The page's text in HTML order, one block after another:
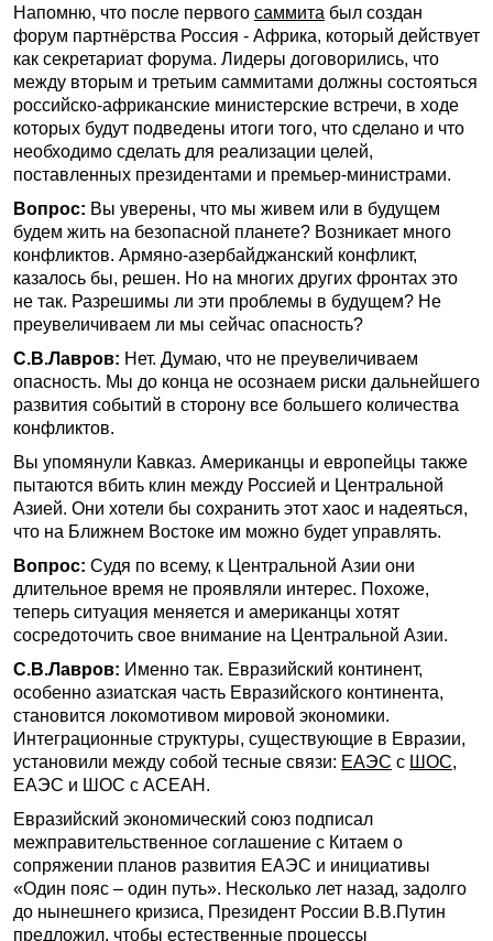
Напомню, что после первого саммита был создан
форум партнёрства Россия - Африка, который действует
как секретариат форума. Лидеры договорились, что
между вторым и третьим саммитами должны состояться
российско-африканские министерские встречи, в ходе
которых будут подведены итоги того, что сделано и что
необходимо сделать для реализации целей,
поставленных президентами и премьер-министрами.
Вопрос: Вы уверены, что мы живем или в будущем
будем жить на безопасной планете? Возникает много
конфликтов. Армяно-азербайджанский конфликт,
казалось бы, решен. Но на многих других фронтах это
не так. Разрешимы ли эти проблемы в будущем? Не
преувеличиваем ли мы сейчас опасность?
С.В.Лавров: Нет. Думаю, что не преувеличиваем
опасность. Мы до конца не осознаем риски дальнейшего
развития событий в сторону все большего количества
конфликтов.
Вы упомянули Кавказ. Американцы и европейцы также
пытаются вбить клин между Россией и Центральной
Азией. Они хотели бы сохранить этот хаос и надеяться,
что на Ближнем Востоке им можно будет управлять.
Вопрос: Судя по всему, к Центральной Азии они
длительное время не проявляли интерес. Похоже,
теперь ситуация меняется и американцы хотят
сосредоточить свое внимание на Центральной Азии.
С.В.Лавров: Именно так. Евразийский континент,
особенно азиатская часть Евразийского континента,
становится локомотивом мировой экономики.
Интеграционные структуры, существующие в Евразии,
установили между собой тесные связи: ЕАЭС с ШОС,
ЕАЭС и ШОС с АСЕАН.
Евразийский экономический союз подписал
межправительственное соглашение с Китаем о
сопряжении планов развития ЕАЭС и инициативы
«Один пояс – один путь». Несколько лет назад, задолго
до нынешнего кризиса, Президент России В.В.Путин
предложил, чтобы естественные процессы